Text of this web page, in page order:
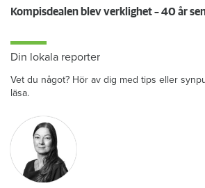
Din lokala reporter
Vet du något? Hör av dig med tips eller
läsa.